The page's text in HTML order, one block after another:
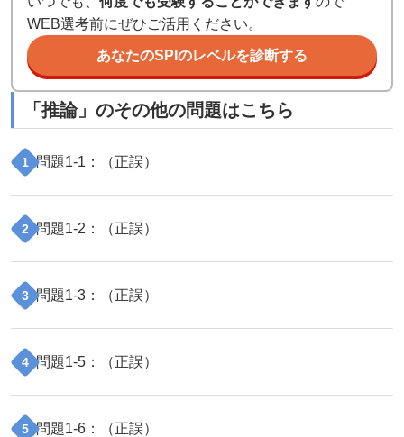
WEB選考前にぜひご活用ください。
あなたのSPIのレベルを診断する
「 推論」のその他の問題はこちら
1 問題1-1 ：（正誤）
2 問題1-2 ：（正誤）
3 問題1-3 ：（正誤）
4 問題1-5 ：（正誤）
5 問題1-6 ：（正誤）